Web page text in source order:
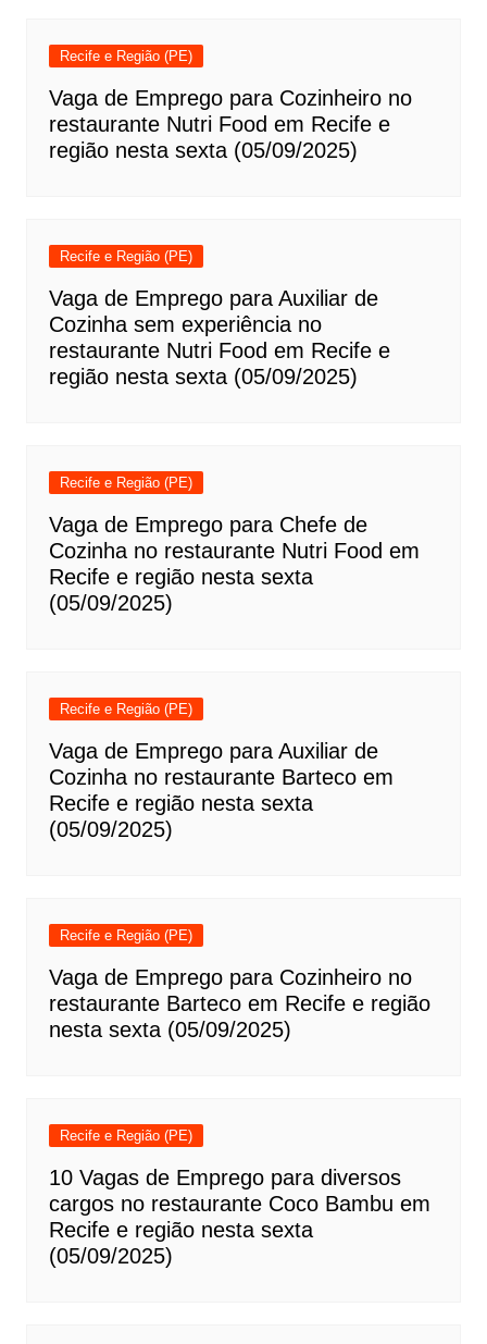
Recife e Região (PE)
Vaga de Emprego para Cozinheiro no
restaurante Nutri Food em Recife e
região nesta sexta (05/09/2025)
Recife e Região (PE)
Vaga de Emprego para Auxiliar de
Cozinha sem experiência no
restaurante Nutri Food em Recife e
região nesta sexta (05/09/2025)
Recife e Região (PE)
Vaga de Emprego para Chefe de
Cozinha no restaurante Nutri Food em
Recife e região nesta sexta
(05/09/2025)
Recife e Região (PE)
Vaga de Emprego para Auxiliar de
Cozinha no restaurante Barteco em
Recife e região nesta sexta
(05/09/2025)
Recife e Região (PE)
Vaga de Emprego para Cozinheiro no
restaurante Barteco em Recife e região
nesta sexta (05/09/2025)
Recife e Região (PE)
10 Vagas de Emprego para diversos
cargos no restaurante Coco Bambu em
Recife e região nesta sexta
(05/09/2025)